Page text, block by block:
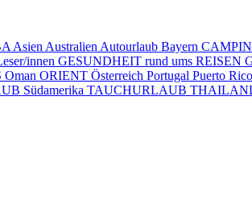
Asien Australien Autourlaub Bayern
innen GESUNDHEIT rund ums REISEN
Oman ORIENT Österreich Portugal Puerto Rico
Südamerika TAUCHURLAUB